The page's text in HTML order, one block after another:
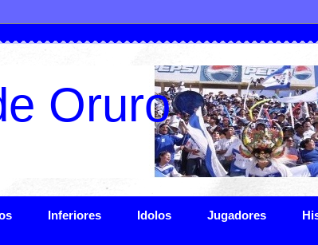
Oruro
Inferiores Idolos Jugadores